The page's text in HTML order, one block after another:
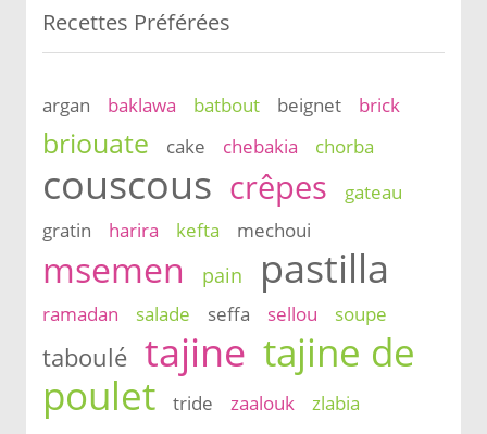
Recettes Préférées
argan baklawa batbout beignet brick
briouate cake chebakia chorba
couscous crêpes
gateau
gratin
harira kefta mechoui
msemen pain pastilla
ramadan salade seffa sellou soupe
taboulé tajine tajine de
poulet
tride zaalouk zlabia